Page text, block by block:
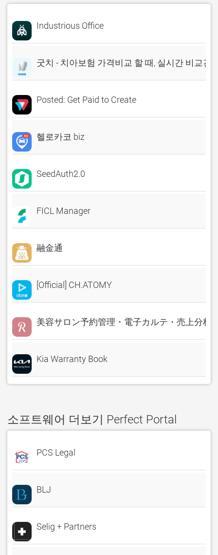
Industrious Office
굿치 - 치아보험 가격비교 할 때, 실시간 비교견
Posted: Get Paid to Create
헬로카코 biz
SeedAuth2.0
FICL Manager
融金通
[Official] CH.ATOMY
美容サロン予約管理・電子カルテ・売上分析
Kia Warranty Book
소프트웨어 더보기 Perfect Portal
PCS Legal
BLJ
Selig + Partners